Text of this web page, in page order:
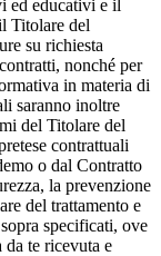
ed educativi e il
Titolare del
su richiesta
nonché per
in materia di
saranno inoltre
del Titolare del
contrattuali
o dal Contratto
la prevenzione
del trattamento e
specificati, ove
te ricevuta e